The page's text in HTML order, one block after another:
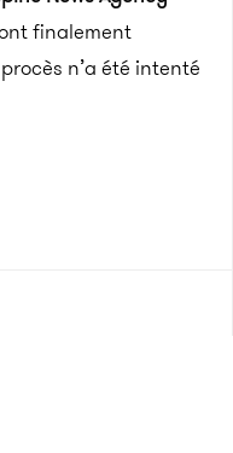
finalement
n’a été intenté